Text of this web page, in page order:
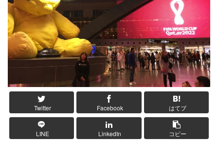
Twitter Facebook はてブ
LINE LinkedIn コピー